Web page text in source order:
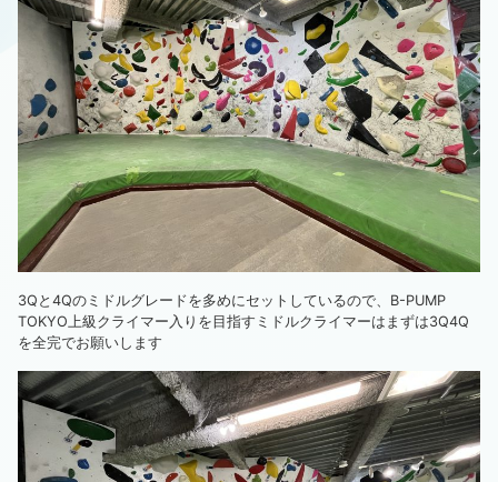
3Qと4Qのミドルグレードを多めにセットしているので、B-PUMP
TOKYO上級クライマー入りを目指すミドルクライマーはまずは3Q4Q
を全完でお願いします